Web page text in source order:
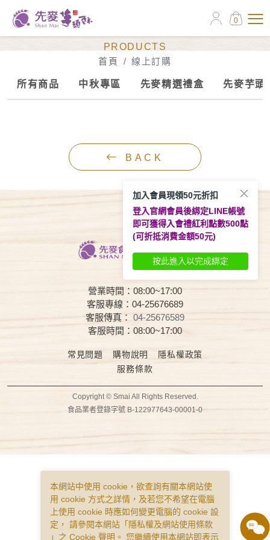
0
PRODUCTS
首頁
線上訂購
所有商品 中秋專區 先麥精選禮盒 先麥芋頭
BACK
營業時間：08:00~17:00
客服專線：04-25676689
客服傳真： 04-25676589
客服時間：08:00~17:00
常見問題 購物說明
隱私權政策
服務條款
Copyright © Smai All Rights Reserved.
食品業者登錄字號 B-122977643-00001-0
本網站中使用 cookie，欲查詢有關本網站使
用 cookie 方式之詳情，及若您不希望在電腦
上使用 cookie 時應如何變更電腦的 cookie 設
定， 請參閱本網站「 隱私權及網站使用條款
」之 Cookie 聲明。 您繼續使用本網站即表示
加入會員現領50元折扣
登入官網會員後綁定LINE帳號
即可獲得入會禮紅利點數500點
(可折抵消費金額50元)
按此進入以完成綁定